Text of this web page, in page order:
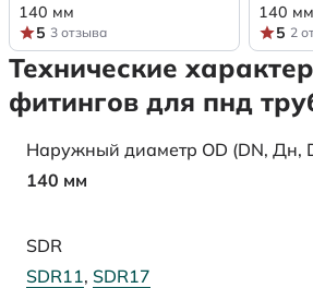
140 мм
5 3 отзыва
140 мм
5 2
Технические
фитингов для пнд
Наружный диаметр OD (DN, Дн,
140 мм
SDR
SDR11, SDR17